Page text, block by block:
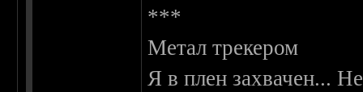
***
Метал трекером
Я в плен захвачен...